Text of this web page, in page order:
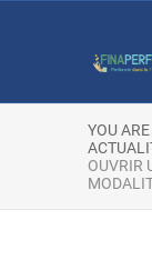
YOU
OUVRIR